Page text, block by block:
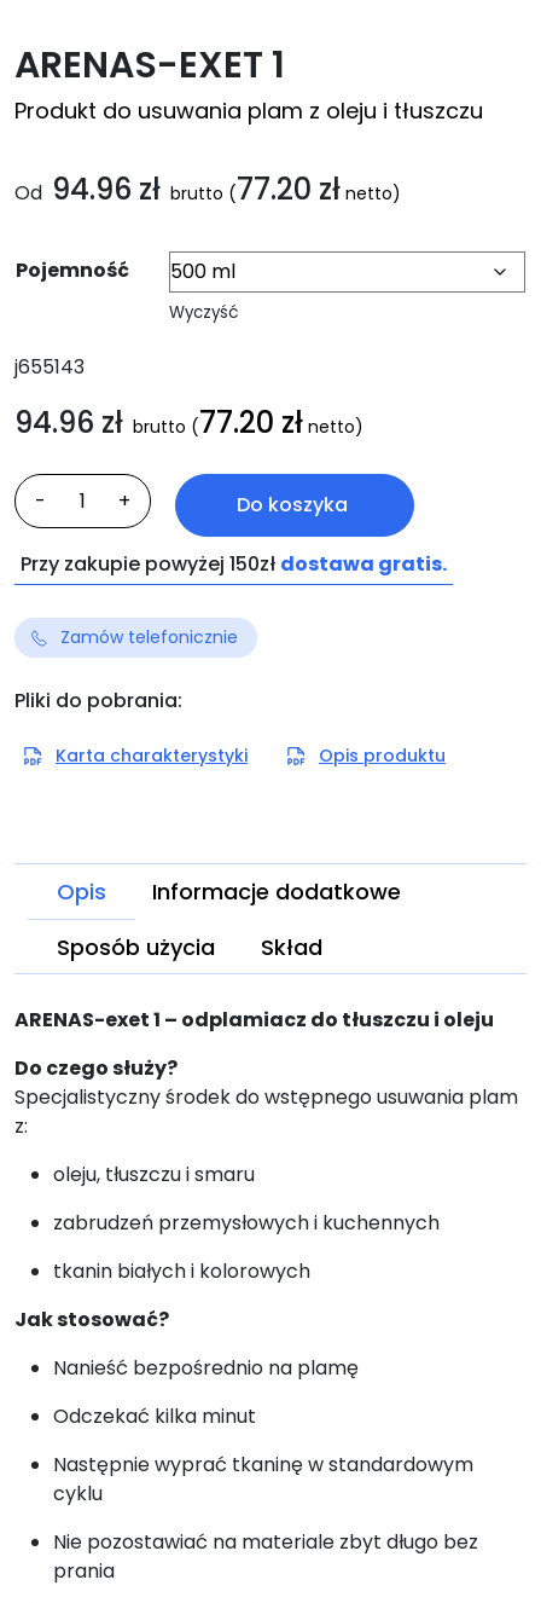
ARENAS-EXET 1
Produkt do usuwania plam z oleju i tłuszczu
Od 94.96 zł brutto (77.20 zł netto)
Pojemność
Wyczyść
j655143
94.96 zł brutto (77.20 zł netto)
-
ilość
ARENAS-
exet
1
+ Do koszyka
Przy zakupie powyżej 150zł dostawa gratis.
Zamów telefonicznie
Pliki do pobrania:
Karta charakterystyki Opis produktu
Opis
Informacje dodatkowe
Sposób użycia
Skład
ARENAS-exet 1 – odplamiacz do tłuszczu i oleju
Do czego służy?
Specjalistyczny środek do wstępnego usuwania plam
z:
oleju, tłuszczu i smaru
zabrudzeń przemysłowych i kuchennych
tkanin białych i kolorowych
Jak stosować?
Nanieść bezpośrednio na plamę
Odczekać kilka minut
Następnie wyprać tkaninę w standardowym
cyklu
Nie pozostawiać na materiale zbyt długo bez
prania